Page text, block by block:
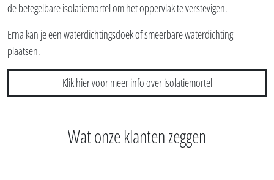
de betegelbare isolatiemortel om het oppervlak te verstevigen.
Erna kan je een waterdichtingsdoek of smeerbare waterdichting
plaatsen.
Klik hier voor meer info over isolatiemortel
Wat onze klanten zeggen